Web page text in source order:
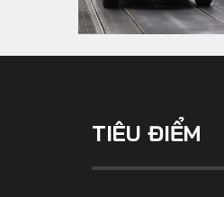
TRA CỨU XE
FOLLOW US
TIÊU ĐIỂM